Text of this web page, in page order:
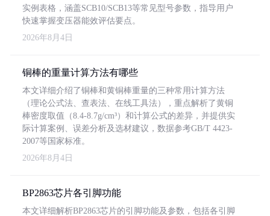
实例表格，涵盖SCB10/SCB13等常见型号参数，指导用户
快速掌握变压器能效评估要点。
2026年8月4日
铜棒的重量计算方法有哪些
本文详细介绍了铜棒和黄铜棒重量的三种常用计算方法
（理论公式法、查表法、在线工具法），重点解析了黄铜
棒密度取值（8.4-8.7g/cm³）和计算公式的差异，并提供实
际计算案例、误差分析及选材建议，数据参考GB/T 4423-
2007等国家标准。
2026年8月4日
BP2863芯片各引脚功能
本文详细解析BP2863芯片的引脚功能及参数，包括各引脚